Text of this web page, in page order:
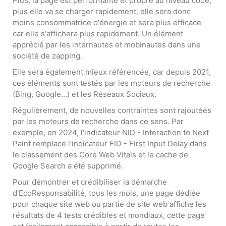
plus elle va se charger rapidement, elle sera donc
moins consommatrice d'énergie et sera plus efficace
car elle s'affichera plus rapidement. Un élément
apprécié par les internautes et mobinautes dans une
société de zapping.
Elle sera également mieux référencée, car depuis 2021,
ces éléments sont testés par les moteurs de recherche
(Bing, Google...) et les Réseaux Sociaux.
Régulièrement, de nouvelles contraintes sont rajoutées
par les moteurs de recherche dans ce sens. Par
exemple, en 2024, l'indicateur NID - Interaction to Next
Paint remplace l'indicateur FID - First Input Delay dans
le classement des Core Web Vitals et le cache de
Google Search a été supprimé.
Pour démontrer et crédibiliser la démarche
d'EcoResponsabilité, tous les mois, une page dédiée
pour chaque site web ou partie de site web affiche les
résultats de 4 tests crédibles et mondiaux, cette page